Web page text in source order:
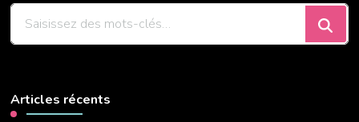
?
Articles récents